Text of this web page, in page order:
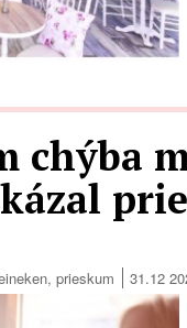
chýba
, prieskum 31.12